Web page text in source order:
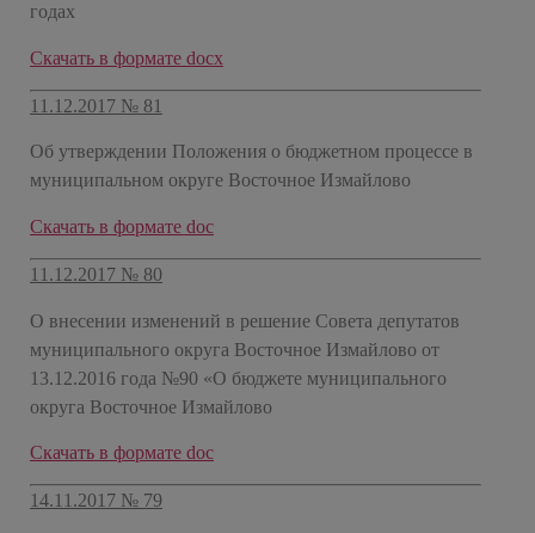
годах
Скачать в формате docx
11.12.2017 № 81
Об утверждении Положения о бюджетном процессе в
муниципальном округе Восточное Измайлово
Скачать в формате doc
11.12.2017 № 80
О внесении изменений в решение Совета депутатов
муниципального округа Восточное Измайлово от
13.12.2016 года №90 «О бюджете муниципального
округа Восточное Измайлово
Скачать в формате doc
14.11.2017 № 79